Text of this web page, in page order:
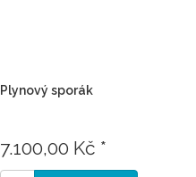
Plynový sporák
7.100,00 Kč *